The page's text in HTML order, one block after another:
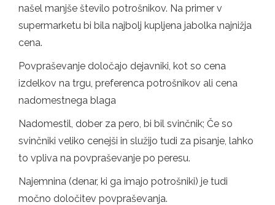
našel manjše število potrošnikov. Na primer v
supermarketu bi bila najbolj kupljena jabolka najnižja
cena.
Povpraševanje določajo dejavniki, kot so cena
izdelkov na trgu, preferenca potrošnikov ali cena
nadomestnega blaga
Nadomestil, dober za pero, bi bil svinčnik; Če so
svinčniki veliko cenejši in služijo tudi za pisanje, lahko
to vpliva na povpraševanje po peresu.
Najemnina (denar, ki ga imajo potrošniki) je tudi
močno določitev povpraševanja.